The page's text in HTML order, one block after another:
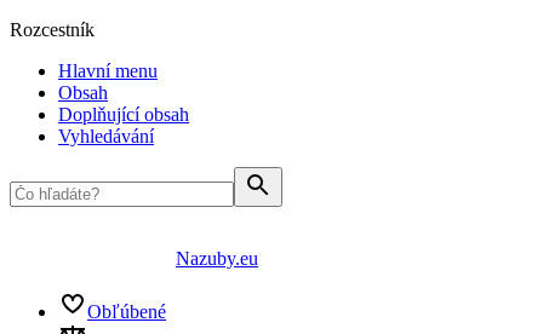
Rozcestník
Hlavní menu
Obsah
Doplňující obsah
Vyhledávání
Nazuby.eu
Obľúbené